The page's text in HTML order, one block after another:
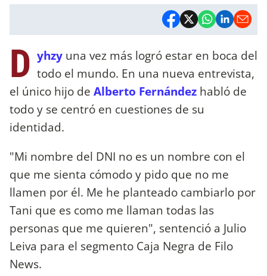
D yhzy una vez más logró estar en boca del
todo el mundo. En una nueva entrevista,
el único hijo de Alberto Fernández habló de
todo y se centró en cuestiones de su
identidad.
"Mi nombre del DNI no es un nombre con el
que me sienta cómodo y pido que no me
llamen por él. Me he planteado cambiarlo por
Tani que es como me llaman todas las
personas que me quieren", sentenció a Julio
Leiva para el segmento Caja Negra de Filo
News.